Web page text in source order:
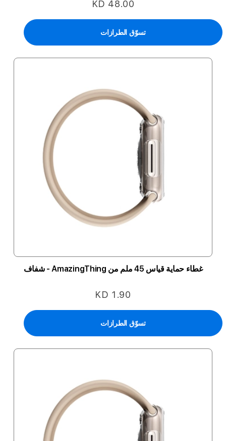
KD 48.00
تسوّق الطرازات
غطاء حماية قياس 45 ملم من AmazingThing - شفاف
KD 1.90
تسوّق الطرازات